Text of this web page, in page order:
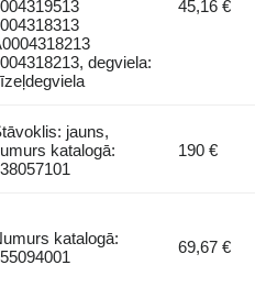
degviela:
45,16 €
jauns,
katalogā:
190 €
katalogā:
69,67 €